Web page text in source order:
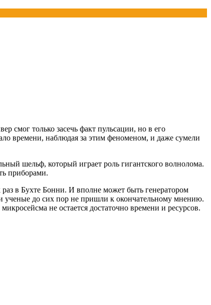
смог только засечь факт пульсации, но в его
времени, наблюдая за этим феноменом, и даже сумели
шельф, который играет роль гигантского волнолома.
приборами.
в Бухте Бонни. И вполне может быть генератором
ученые до сих пор не пришли к окончательному мнению.
не остается достаточно времени и ресурсов.